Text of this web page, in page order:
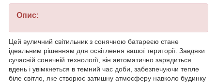
Опис:
Цей вуличний світильник з сонячною батареєю стане
ідеальним рішенням для освітлення вашої території. Завдяки
сучасній сонячній технології, він автоматично зарядиться
вдень і увімкнеться в темний час доби, забезпечуючи тепле
біле світло, яке створює затишну атмосферу навколо будинку